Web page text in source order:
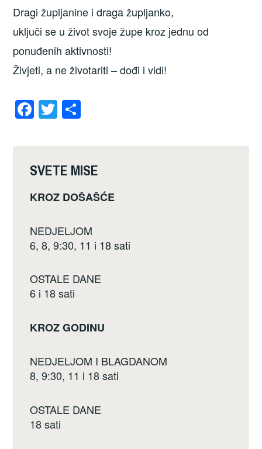
Dragi župljanine i draga župljanko,
uključi se u život svoje župe kroz jednu od
ponuđenih aktivnosti!
Živjeti, a ne životariti – dođi i vidi!
F
a
e
b
o
o
k
T
wi
er e
SVETE MISE
KROZ DOŠAŠĆE
NEDJELJOM
6, 8, 9:30, 11 i 18 sati
OSTALE DANE
6 i 18 sati
KROZ GODINU
NEDJELJOM I BLAGDANOM
8, 9:30, 11 i 18 sati
OSTALE DANE
18 sati